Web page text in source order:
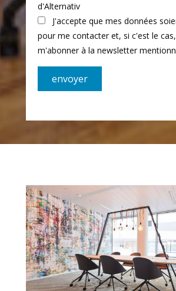
d'Alternativ
J'accepte que mes données
pour me contacter et, si c'est le
m'abonner à la newsletter